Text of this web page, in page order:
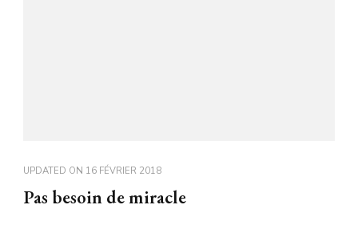
UPDATED ON 16 FÉVRIER 2018
Pas besoin de miracle